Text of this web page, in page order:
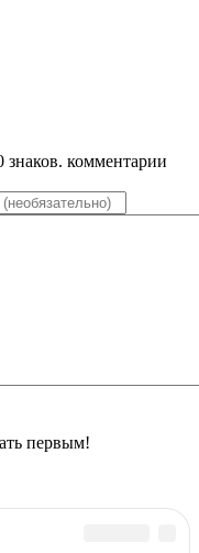
комментарии
первым!